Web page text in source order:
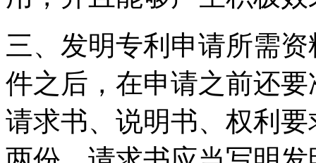
三、发明专利申请所需
件之后，在申请之前还
请求书、说明书、权利